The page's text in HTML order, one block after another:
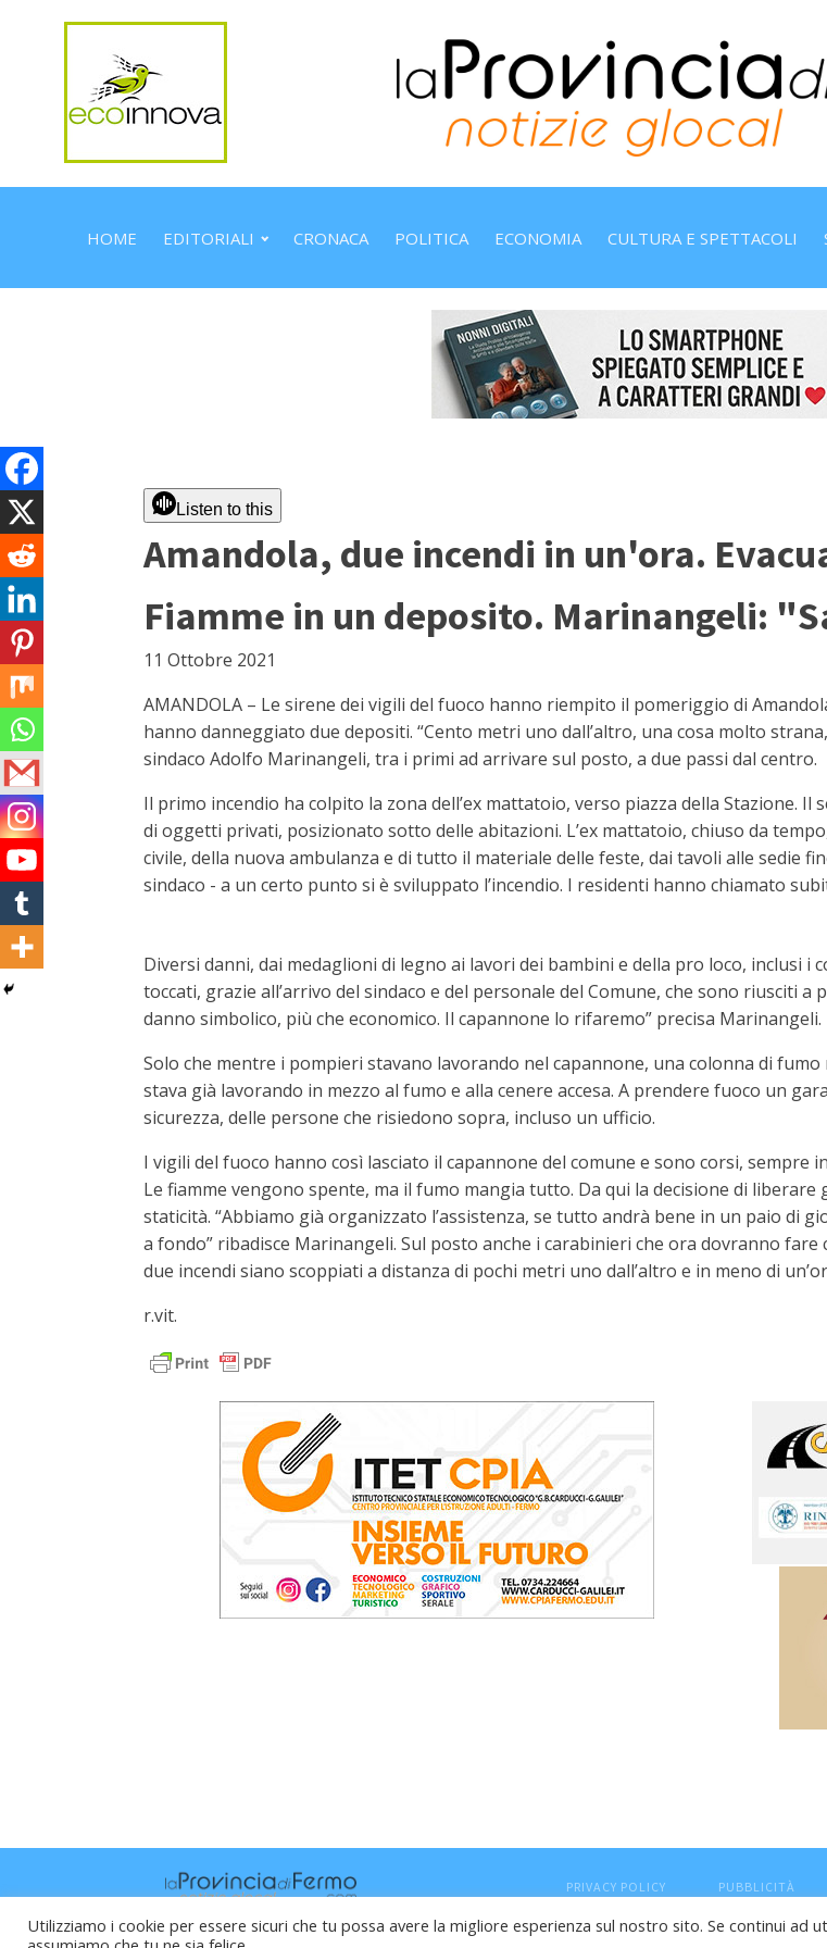
HOME EDITORIALI CRONACA POLITICA ECONOMIA CULTURA E SPETTACOLI
Listen to this
Amandola, due incendi in un'ora.
Fiamme in un deposito. Marinangeli:
11 Ottobre 2021
AMANDOLA – Le sirene dei vigili del fuoco hanno riempito il pomeriggio di
hanno danneggiato due depositi. “Cento metri uno dall’altro, una cosa molto
sindaco Adolfo Marinangeli, tra i primi ad arrivare sul posto, a due passi dal centro.
Il primo incendio ha colpito la zona dell’ex mattatoio, verso piazza della Stazione.
di oggetti privati, posizionato sotto delle abitazioni. L’ex mattatoio, chiuso da
civile, della nuova ambulanza e di tutto il materiale delle feste, dai tavoli alle sedie
sindaco - a un certo punto si è sviluppato l’incendio. I residenti hanno chiamato
Diversi danni, dai medaglioni di legno ai lavori dei bambini e della pro loco, inclusi
toccati, grazie all’arrivo del sindaco e del personale del Comune, che sono riusciti
danno simbolico, più che economico. Il capannone lo rifaremo” precisa Marinangeli.
Solo che mentre i pompieri stavano lavorando nel capannone, una colonna di
stava già lavorando in mezzo al fumo e alla cenere accesa. A prendere fuoco un
sicurezza, delle persone che risiedono sopra, incluso un ufficio.
I vigili del fuoco hanno così lasciato il capannone del comune e sono corsi,
Le fiamme vengono spente, ma il fumo mangia tutto. Da qui la decisione di
staticità. “Abbiamo già organizzato l’assistenza, se tutto andrà bene in un paio di
a fondo” ribadisce Marinangeli. Sul posto anche i carabinieri che ora dovranno
due incendi siano scoppiati a distanza di pochi metri uno dall’altro e in meno di
r.vit.
PRIVACY POLICY PUBBLICITÀ
Utilizziamo i cookie per essere sicuri che tu possa avere la migliore esperienza sul nostro sito. Se continui ad